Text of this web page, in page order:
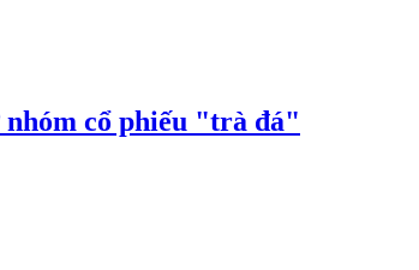
nhóm cổ phiếu "trà đá"